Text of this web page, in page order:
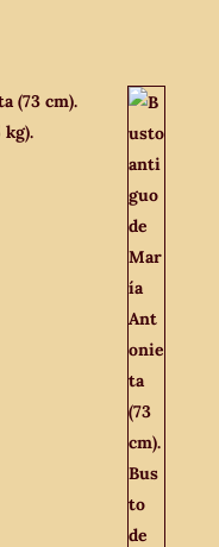
(73 cm).
kg).